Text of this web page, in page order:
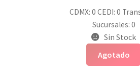
CDMX: 0 CEDI: 0
Sucursales: 0
Sin Stock
Agotado